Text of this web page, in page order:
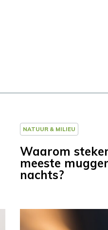
NATUUR & MILIEU
Waarom
meeste
nachts?